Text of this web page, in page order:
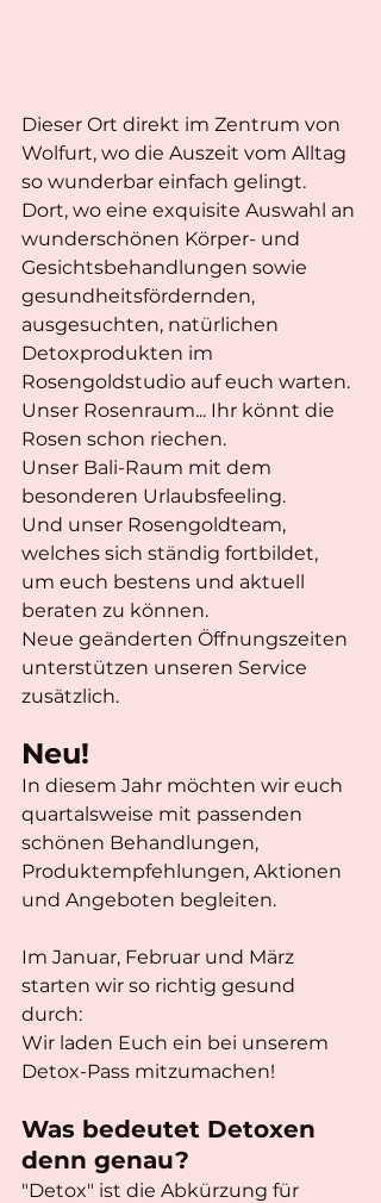
Dieser Ort direkt im Zentrum von
Wolfurt, wo die Auszeit vom Alltag
so wunderbar einfach gelingt.
Dort, wo eine exquisite Auswahl an
wunderschönen Körper- und
Gesichtsbehandlungen sowie
gesundheitsfördernden,
ausgesuchten, natürlichen
Detoxprodukten im
Rosengoldstudio auf euch warten.
Unser Rosenraum... Ihr könnt die
Rosen schon riechen.
Unser Bali-Raum mit dem
besonderen Urlaubsfeeling.
Und unser Rosengoldteam,
welches sich ständig fortbildet,
um euch bestens und aktuell
beraten zu können.
Neue geänderten Öffnungszeiten
unterstützen unseren Service
zusätzlich.
Neu!
In diesem Jahr möchten wir euch
quartalsweise mit passenden
schönen Behandlungen,
Produktempfehlungen, Aktionen
und Angeboten begleiten.
Im Januar, Februar und März
starten wir so richtig gesund
durch:
Wir laden Euch ein bei unserem
Detox-Pass mitzumachen!
Was bedeutet Detoxen
denn genau?
"Detox" ist die Abkürzung für